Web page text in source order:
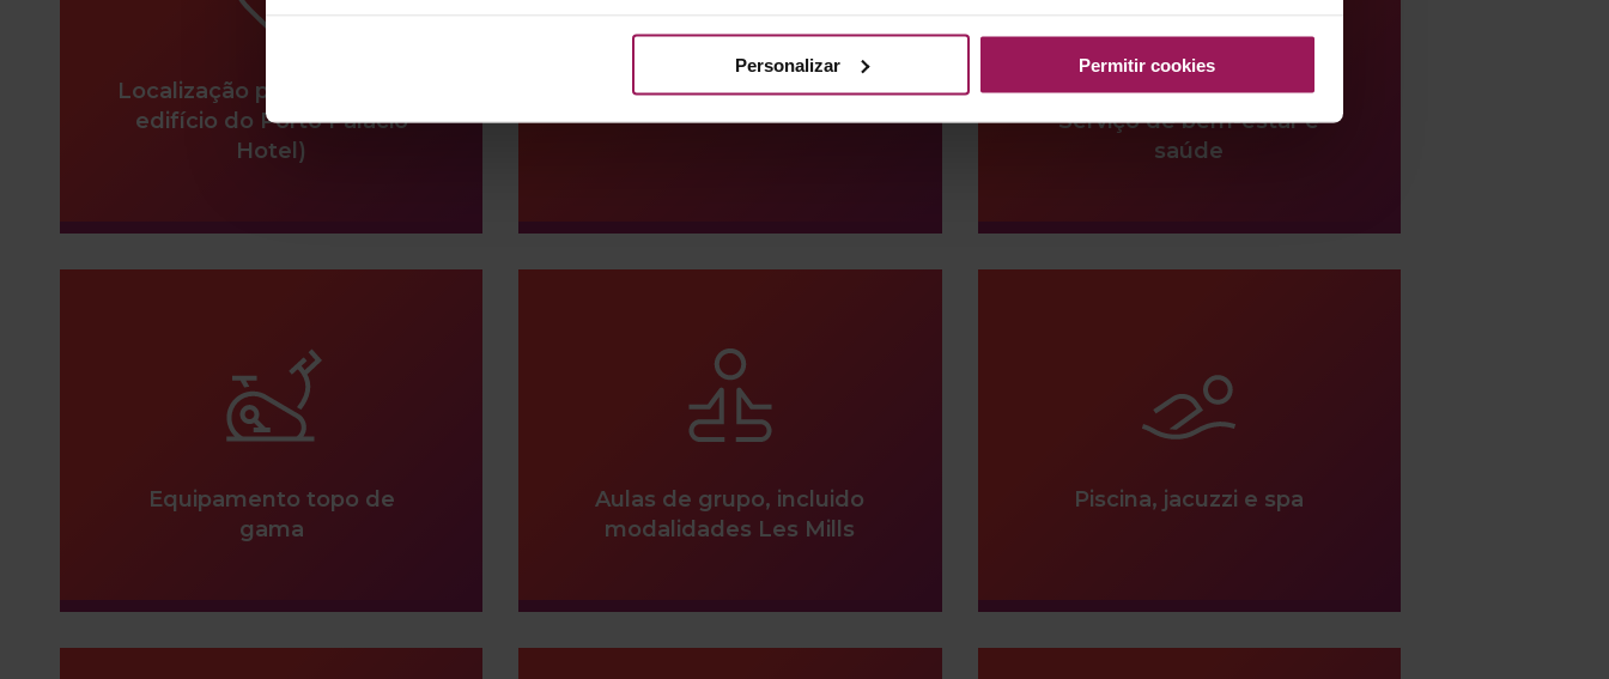
Personalizar Permitir cookies
Localização privilegiada (no
edifício do Porto Palácio
Hotel)
Clube com 2.200m²
Gabinetes de massagem e
Serviço de bem-estar e
saúde
Equipamento topo de
gama
Aulas de grupo, incluido
modalidades Les Mills
Piscina, jacuzzi e spa